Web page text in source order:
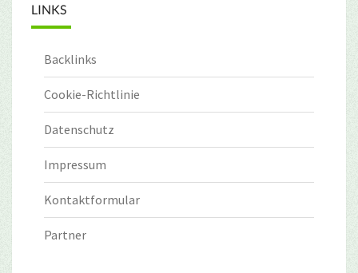
LINKS
Backlinks
Cookie-Richtlinie
Datenschutz
Impressum
Kontaktformular
Partner